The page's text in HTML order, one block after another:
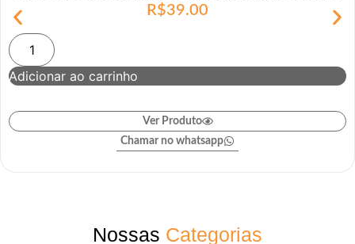
R$39.00
Adicionar ao carrinho
Ver Produto
Chamar no whatsapp
Nossas Categorias